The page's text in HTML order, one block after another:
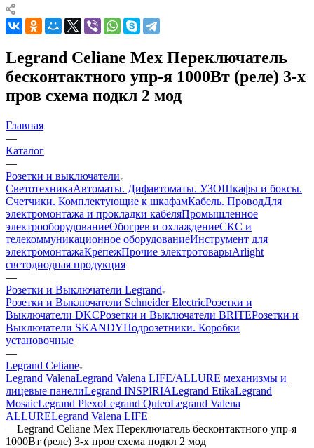
Legrand Celiane Мех Переключатель
бесконтактного упр-я 1000Вт (реле) 3-х
пров схема подкл 2 мод
Главная
—
Каталог
—
Розетки и выключатели
СветотехникаАвтоматы. Дифавтоматы. УЗОШкафы и боксы.
Счетчики. Комплектующие к шкафамКабель. ПроводДля
электромонтажа и прокладки кабеляПромышленное
электрооборудованиеОбогрев и охлаждениеСКС и
телекоммуникационное оборудованиеИнструмент для
электромонтажаКрепежПрочие электротоварыArlight
светодиодная продукция
—
Розетки и Выключатели Legrand
Розетки и Выключатели Schneider ElectricРозетки и
Выключатели DKCРозетки и Выключатели BRITEРозетки и
Выключатели SKANDYПодрозетники. Коробки
установочные
—
Legrand Celiane
Legrand ValenaLegrand Valena LIFE/ALLURE механизмы и
лицевые панелиLegrand INSPIRIALegrand EtikaLegrand
MosaicLegrand PlexoLegrand QuteoLegrand Valena
ALLURELegrand Valena LIFE
—Legrand Celiane Мех Переключатель бесконтактного упр-я
1000Вт (реле) 3-х пров схема подкл 2 мод